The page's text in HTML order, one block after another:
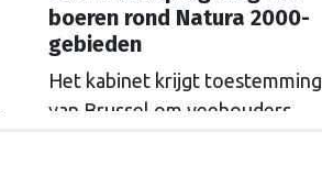
boeren rond Natura 2000-
gebieden
Het kabinet krijgt toestemming
van Brussel om veehouders